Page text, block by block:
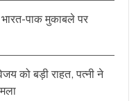
पाक मुकाबले पर
को बड़ी राहत, पत्नी ने